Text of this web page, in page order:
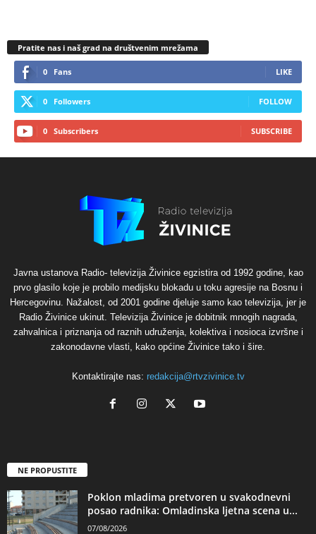
Pratite nas i naš grad na društvenim mrežama
0 Fans LIKE
0 Followers FOLLOW
0 Subscribers SUBSCRIBE
Javna ustanova Radio- televizija Živinice egzistira od 1992 godine, kao
prvo glasilo koje je probilo medijsku blokadu u toku agresije na Bosnu i
Hercegovinu. Nažalost, od 2001 godine djeluje samo kao televizija, jer je
Radio Živinice ukinut. Televizija Živinice je dobitnik mnogih nagrada,
zahvalnica i priznanja od raznih udruženja, kolektiva i nosioca izvršne i
zakonodavne vlasti, kako općine Živinice tako i šire.
Kontaktirajte nas: redakcija@rtvzivinice.tv
NE PROPUSTITE
Poklon mladima pretvoren u svakodnevni
posao radnika: Omladinska ljetna scena u...
07/08/2026